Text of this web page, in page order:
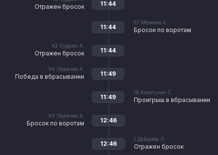
Отражен бросок 11:44
57 Мелехов С.
Бросок по воротам
11:44
42 Кудрин А.
Отражен бросок 11:44
94 Ларичев А.
Победа в вбрасывании 11:49
18 Колотухин С.
Проигрыш в вбрасывании
11:49
94 Ларичев А.
Бросок по воротам 12:46
1 Дайдиев Э.
Отражен бросок
12:46